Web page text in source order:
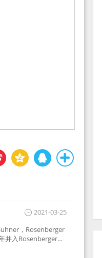
2021-03-25
，Rosenberger
并入Rosenberger）
行业通用标准的射